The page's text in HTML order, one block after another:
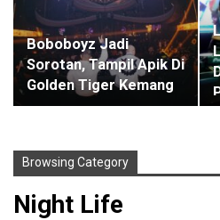
Boboboyz Jadi
Sorotan, Tampil Apik Di
Golden Tiger Kemang
Browsing Category
Night Life